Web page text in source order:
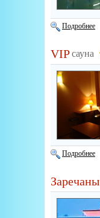
Подробнее
VIPсауна
Подробнее
Заречаны